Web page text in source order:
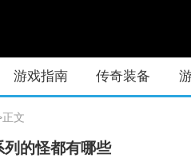
游戏指南 传奇装备
正文
的怪都有哪些